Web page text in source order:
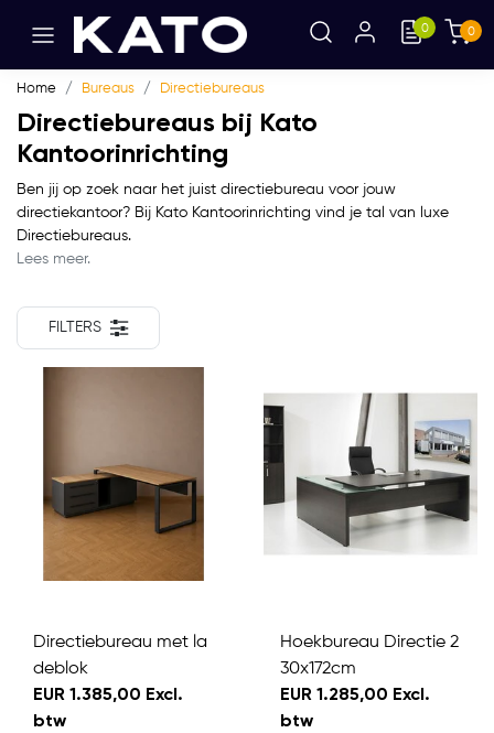
0 0
Home Bureaus Directiebureaus
Directiebureaus bij Kato
Kantoorinrichting
Ben jij op zoek naar het juist directiebureau voor jouw
directiekantoor? Bij Kato Kantoorinrichting vind je tal van luxe
Directiebureaus.
Lees meer.
FILTERS
Directiebureau met la
deblok
EUR 1.385,00 Excl.
btw
Hoekbureau Directie 2
30x172cm
EUR 1.285,00 Excl.
btw